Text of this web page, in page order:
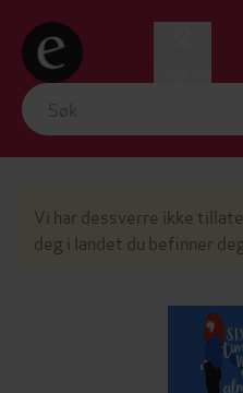
Vi har dessverre ikke
deg i landet du befinner deg